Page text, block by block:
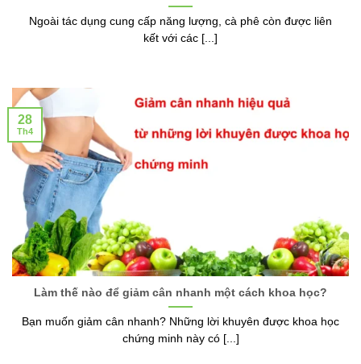
Ngoài tác dụng cung cấp năng lượng, cà phê còn được liên
kết với các [...]
Làm thế nào để giảm cân nhanh một cách khoa học?
Bạn muốn giảm cân nhanh? Những lời khuyên được khoa học
chứng minh này có [...]
28
Th4